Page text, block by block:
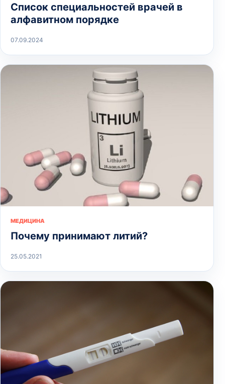
Список специальностей врачей в
алфавитном порядке
07.09.2024
МЕДИЦИНА
Почему принимают литий?
25.05.2021